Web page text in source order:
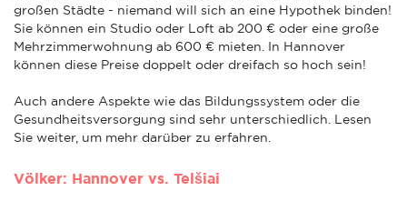
großen Städte - niemand will sich an eine Hypothek binden!
Sie können ein Studio oder Loft ab 200 € oder eine große
Mehrzimmerwohnung ab 600 € mieten. In Hannover
können diese Preise doppelt oder dreifach so hoch sein!
Auch andere Aspekte wie das Bildungssystem oder die
Gesundheitsversorgung sind sehr unterschiedlich. Lesen
Sie weiter, um mehr darüber zu erfahren.
Völker: Hannover vs. Telšiai